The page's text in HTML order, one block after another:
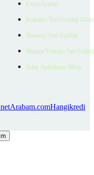
Çerez Ayarları
Kullanıcı Veri Gizliliği
Ziyaretçi Veri Gizliliği
Müşteri Yetkilisi Veri
Aday Aydınlatma Metni
Arabam.comHangikredi